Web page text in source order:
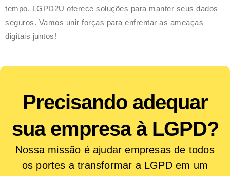
tempo. LGPD2U oferece soluções para manter seus dados
seguros. Vamos unir forças para enfrentar as ameaças
digitais juntos!
Precisando adequar
sua empresa à LGPD?
Nossa missão é ajudar empresas de todos
os portes a transformar a LGPD em um